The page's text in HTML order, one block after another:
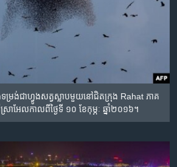
ទម្រង់​ជា​​ហ្វូងសត្វ​ស្លាប​មួយ​​នៅ​ជិត​ក្រុង Rahat ភាគ​
រាអែល​កាល​ពី​ថ្ងៃ​ទី ១០ ខែ​កុម្ភៈ ឆ្នាំ​២០១៦។